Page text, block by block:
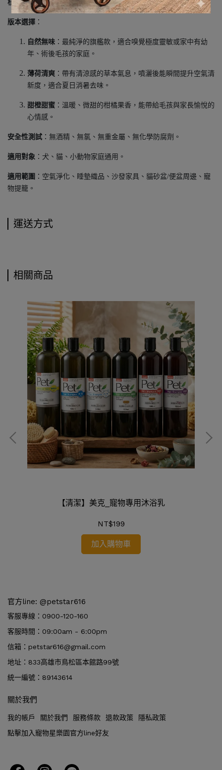
核心技術：日本專利 Nanoclex 奈米複合技術。
版本選擇 ：
自然無味 ：最純淨的旗艦款，適合嗅覺極度靈敏或家中有幼
年、術後毛孩的家庭。
薄荷清爽 ：帶有清涼感的草本氣息，噴灑後能瞬間提升空氣清
新度，適合夏日消暑去味。
甜橙甜蜜 ：溫暖、微甜的柑橘果香，能帶給毛孩與家長愉悅的
心情感。
安全性測試 ：無酒精、無氯、無重金屬、無化學防腐劑。
適用對象 ：犬、貓、小動物家庭通用。
適用範圍 ：空氣淨化、睡墊織品、沙發家具、貓砂盆/便盆周邊、寵
物提籠。
運送方式
相關商品
【清潔】美克_寵物專用沐浴乳
NT$199
加入購物車
官方line: @petstar616
客服專線：0900-120-160
客服時間：09:00am - 6:00pm
信箱：petstar616@gmail.com
地址：833高雄市鳥松區本館路99號
統一編號：89143614
關於我們
我的帳戶 關於我們 服務條款 退款政策
隱私政策
點擊加入寵物星樂園官方line好友